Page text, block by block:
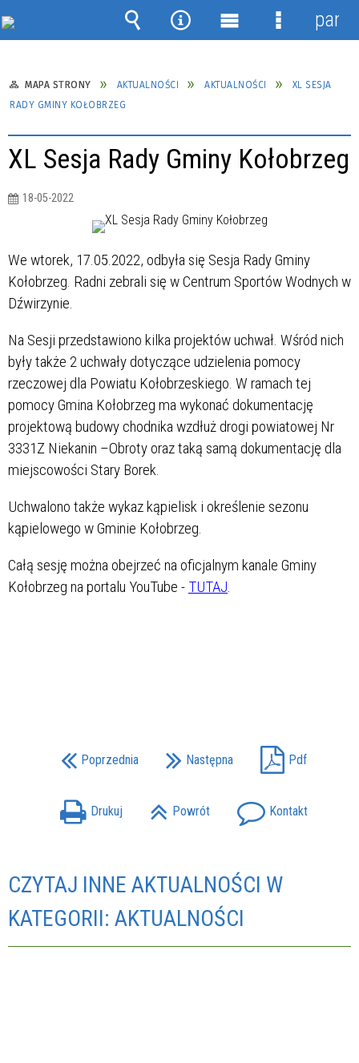
MAPA STRONY AKTUALNOŚCI AKTUALNOŚCI
XL SESJA
RADY GMINY KOŁOBRZEG
XL Sesja Rady Gminy Kołobrzeg
18-05-2022
We wtorek, 17.05.2022, odbyła się Sesja Rady Gminy
Kołobrzeg. Radni zebrali się w Centrum Sportów Wodnych w
Dźwirzynie.
Na Sesji przedstawiono kilka projektów uchwał. Wśród nich
były także 2 uchwały dotyczące udzielenia pomocy
rzeczowej dla Powiatu Kołobrzeskiego. W ramach tej
pomocy Gmina Kołobrzeg ma wykonać dokumentację
projektową budowy chodnika wzdłuż drogi powiatowej Nr
3331Z Niekanin –Obroty oraz taką samą dokumentację dla
miejscowości Stary Borek.
Uchwalono także wykaz kąpielisk i określenie sezonu
kąpielowego w Gminie Kołobrzeg.
Całą sesję można obejrzeć na oficjalnym kanale Gminy
Kołobrzeg na portalu YouTube - TUTAJ.
Poprzednia Następna Pdf
Drukuj Powrót Kontakt
CZYTAJ INNE AKTUALNOŚCI W
KATEGORII: AKTUALNOŚCI
Wyszukiwarka
Narzędzia
Menu Menu
panel